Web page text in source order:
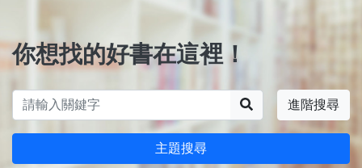
你想找的好書在這裡！
進階搜尋
主題搜尋